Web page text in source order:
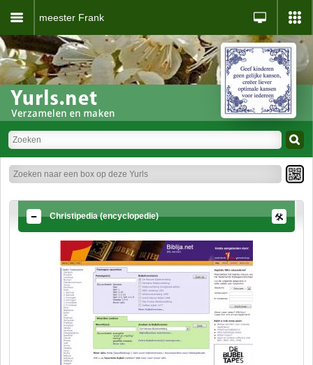
meester Frank
Christipedia (encyclopedie)